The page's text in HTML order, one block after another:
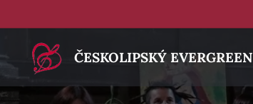
ČESKOLIPSKÝ EVERGREEN